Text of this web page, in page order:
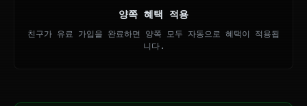
양쪽 혜택 적용
친구가 유료 가입을 완료하면 양쪽 모두 자동으로 혜택이 적용됩
니다.